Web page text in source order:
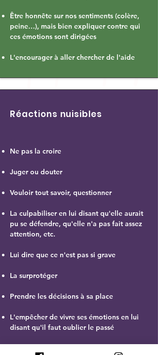
Être honnête sur nos sentiments (colère,
peine…), mais bien expliquer contre qui
ces émotions sont dirigées
L'encourager à aller chercher de l'aide
Réactions nuisibles
Ne pas la croire
Juger ou douter
Vouloir tout savoir, questionner
La culpabiliser en lui disant qu'elle aurait
pu se défendre, qu'elle n'a pas fait assez
attention, etc.
Lui dire que ce n'est pas si grave
La surprotéger
Prendre les décisions à sa place
L'empêcher de vivre ses émotions en lui
disant qu'il faut oublier le passé